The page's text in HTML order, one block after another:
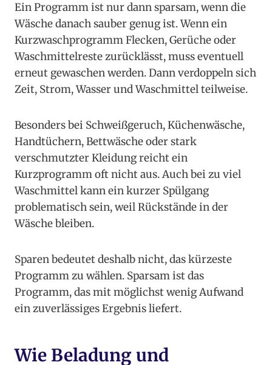
Ein Programm ist nur dann sparsam, wenn die
Wäsche danach sauber genug ist. Wenn ein
Kurzwaschprogramm Flecken, Gerüche oder
Waschmittelreste zurücklässt, muss eventuell
erneut gewaschen werden. Dann verdoppeln sich
Zeit, Strom, Wasser und Waschmittel teilweise.
Besonders bei Schweißgeruch, Küchenwäsche,
Handtüchern, Bettwäsche oder stark
verschmutzter Kleidung reicht ein
Kurzprogramm oft nicht aus. Auch bei zu viel
Waschmittel kann ein kurzer Spülgang
problematisch sein, weil Rückstände in der
Wäsche bleiben.
Sparen bedeutet deshalb nicht, das kürzeste
Programm zu wählen. Sparsam ist das
Programm, das mit möglichst wenig Aufwand
ein zuverlässiges Ergebnis liefert.
Wie Beladung und